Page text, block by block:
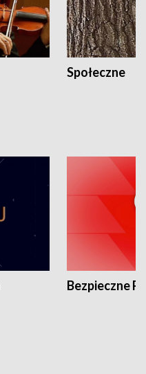
Społeczne
Bezpieczne